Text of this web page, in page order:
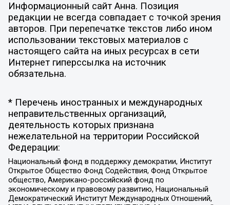
Информационный сайт Анна. Позиция
редакции не всегда совпадает с точкой зрения
авторов. При перепечатке текстов либо ином
использовании текстовых материалов с
настоящего сайта на иных ресурсах в сети
Интернет гиперссылка на источник
обязательна.
* Перечень иностранных и международных
неправительственных организаций,
деятельность которых признана
нежелательной на территории Российской
Федерации:
Национальный фонд в поддержку демократии, Институт
Открытое Общество Фонд Содействия, Фонд Открытое
общество, Американо-российский фонд по
экономическому и правовому развитию, Национальный
Демократический Институт Международных Отношений,